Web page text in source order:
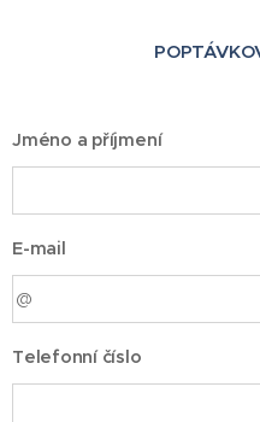
Jméno a příjmení
E-mail
Telefonní číslo